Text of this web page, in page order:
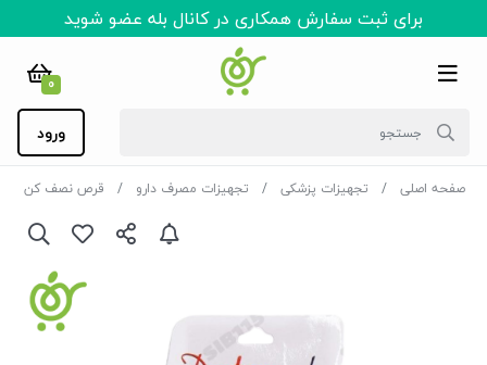
برای ثبت سفارش همکاری در کانال بله عضو شوید
0
ورود
صفحه اصلی تجهیزات پزشکی تجهیزات مصرف دارو قرص نصف کن